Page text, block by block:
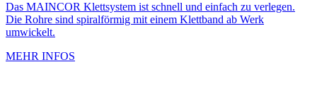
Das MAINCOR Klettsystem ist schnell und einfach zu verlegen.
Die Rohre sind spiralförmig mit einem Klettband ab Werk
umwickelt.
MEHR INFOS